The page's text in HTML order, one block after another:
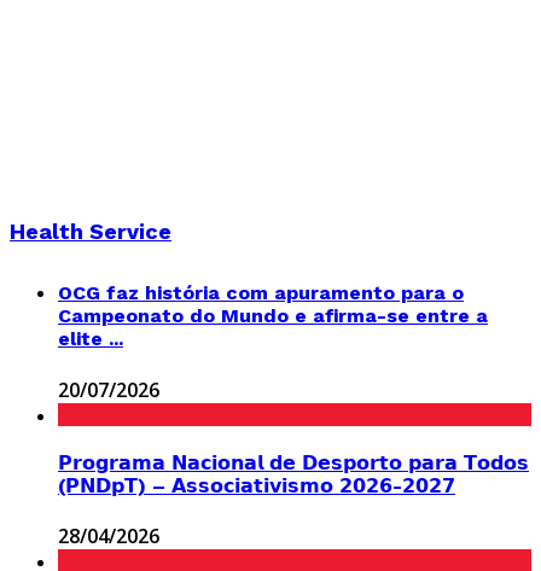
Health Service
OCG faz história com apuramento para o
Campeonato do Mundo e afirma-se entre a
elite ...
20/07/2026
𝗣𝗿𝗼𝗴𝗿𝗮𝗺𝗮 𝗡𝗮𝗰𝗶𝗼𝗻𝗮𝗹 𝗱𝗲 𝗗𝗲𝘀𝗽𝗼𝗿𝘁𝗼 𝗽𝗮𝗿𝗮 𝗧𝗼𝗱𝗼𝘀
(𝗣𝗡𝗗𝗽𝗧) – 𝗔𝘀𝘀𝗼𝗰𝗶𝗮𝘁𝗶𝘃𝗶𝘀𝗺𝗼 𝟮𝟬𝟮𝟲-𝟮𝟬𝟮𝟳
28/04/2026